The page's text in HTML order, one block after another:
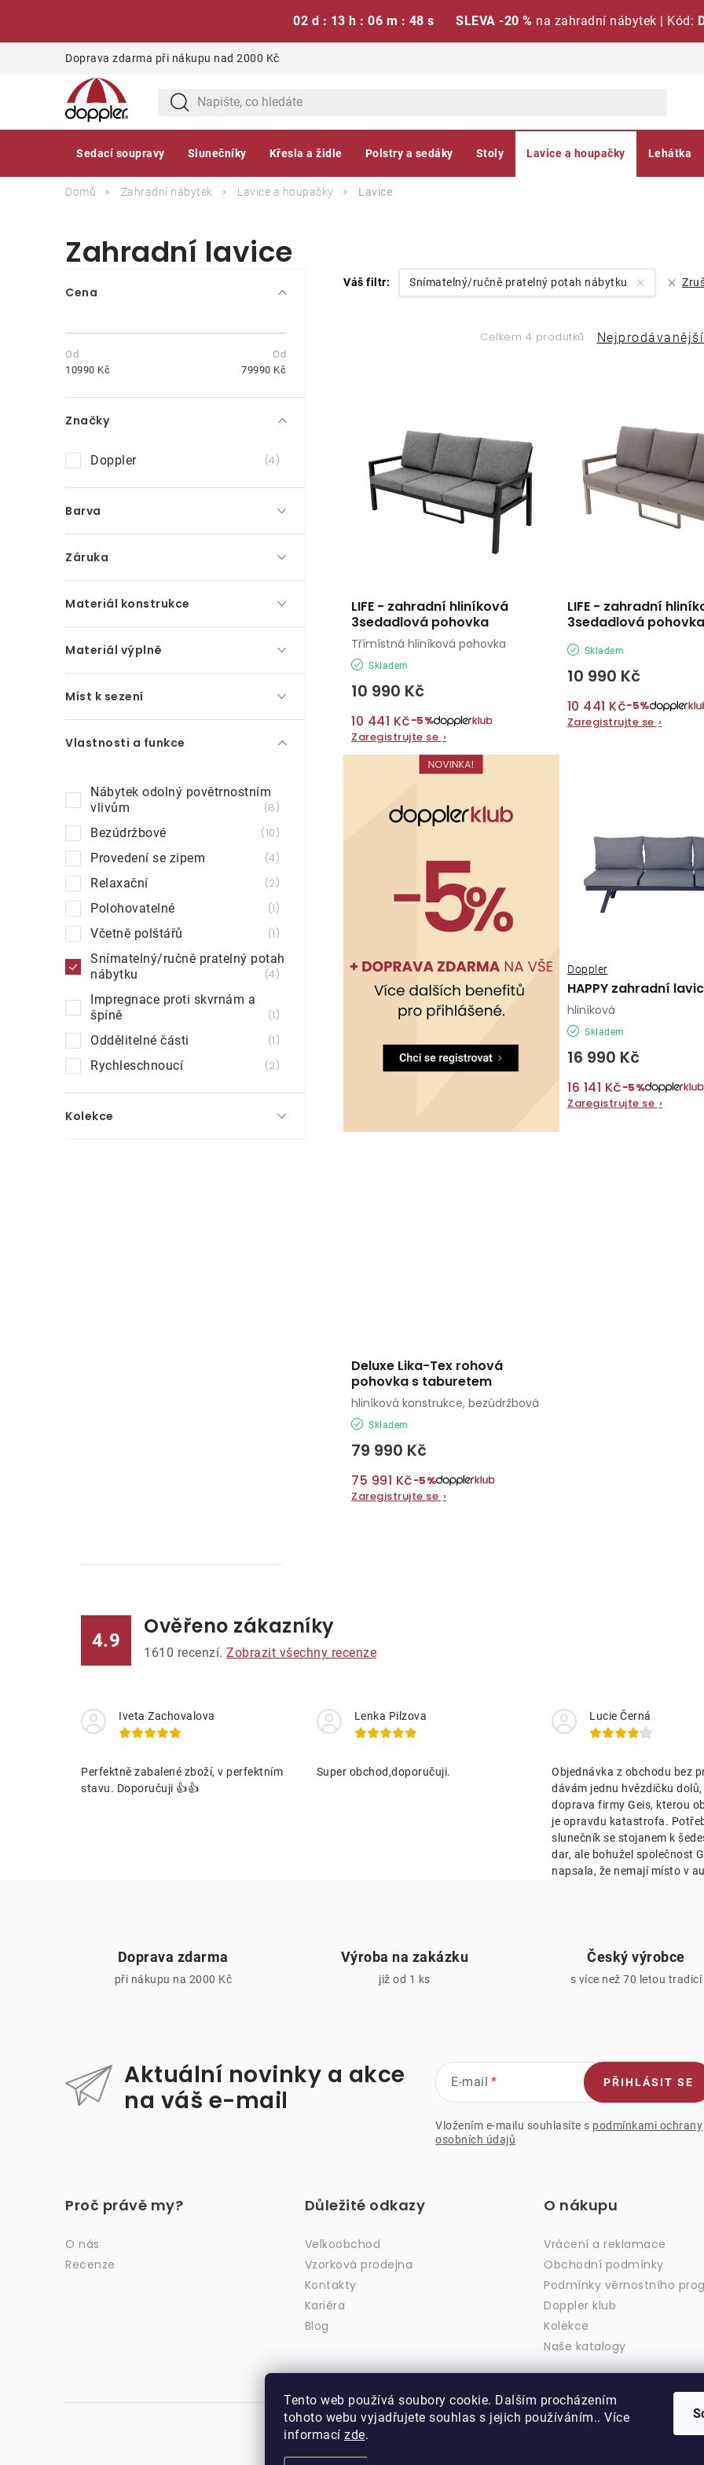
02 d : 13 h : 06 m : 47 s SLEVA -20 % na zahradní nábytek | Kód:
Tento web používá soubory cookie. Dalším procházením
tohoto webu vyjadřujete souhlas s jejich používáním.. Více
informací zde.
Doprava zdarma při nákupu nad 2000 Kč
Sedací soupravy Slunečníky Křesla a židle Polstry a sedáky Stoly Lavice a houpačky Lehátka
Domů Zahradní nábytek Lavice a houpačky Lavice
Zahradní lavice
P
s
t
r
a
n
n
í
p
a
n
e
l
Cena
10990 Kč 79990 Kč
Značky
Doppler 4
Barva
Záruka
Materiál konstrukce
Materiál výplně
Míst k sezení
Vlastnosti a funkce
Nábytek odolný povětrnostním
vlivům
8
Bezúdržbové
10
Provedení se zipem
4
Relaxační
2
Polohovatelné
1
Včetně polštářů
1
Snímatelný/ručně pratelný potah
nábytku
4
Impregnace proti skvrnám a
špíně
1
Oddělitelné části
1
Rychleschnoucí
2
Kolekce
Váš filtr: Snímatelný/ručně pratelný potah nábytku
Celkem 4 produtků
Ř
n
í
p
d
u
k
t
ů
Nejprodávanější
o
d
u
k
t
ů
LIFE - zahradní hliníková
3sedadlová pohovka
Skladem
10 990 Kč
10 441 Kč−5%
Zaregistrujte se ›
Třímístná hliníková pohovka
LIFE - zahradní
3sedadlová pohovka
Skladem
10 990 Kč
10 441 Kč−5%
Zaregistrujte se ›
HAPPY zahradní
Doppler
Skladem
16 990 Kč
16 141 Kč−5%
Zaregistrujte se ›
hliníková
Deluxe Lika-Tex rohová
pohovka s taburetem
Skladem
79 990 Kč
75 991 Kč−5%
Zaregistrujte se ›
hliníková konstrukce, bezúdržbová
á
a
c
p
p
4.9
Ověřeno zákazníky
1610 recenzí. Zobrazit všechny recenze
Iveta Zachovalova
Perfektně zabalené zboží, v perfektním
stavu. Doporučuji 👍👍
Lenka Pilzova
Super obchod,doporučuji.
Lucie Černá
Objednávka z obchodu bez
dávám jednu hvězdičku
doprava firmy Geis, kterou
je opravdu katastrofa.
slunečník se stojanem k
dar, ale bohužel společnost
napsala, že nemají místo v
Doprava zdarma
při nákupu na 2000 Kč
Výroba na zakázku
již od 1 ks
Český výrobce
s více než 70 letou tradicí
Aktuální novinky a akce
na váš e-mail
E-mail
Vložením e-mailu souhlasíte s podmínkami ochrany
osobních údajů
PŘIHLÁSIT SE
Proč právě my?
O nás
Recenze
Důležité odkazy
Velkoobchod
Vzorková prodejna
Kontakty
Kariéra
Blog
O nákupu
Vrácení a reklamace
Obchodní podmínky
Podmínky věrnostního
Doppler klub
Kolekce
Naše katalogy